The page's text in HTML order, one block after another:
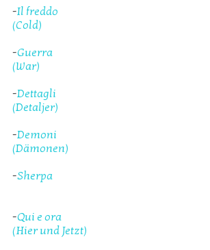
-Il freddo
(Cold)
-Guerra
(War)
-Dettagli
(Detaljer)
-Demoni
(Dämonen)
-Sherpa
-Qui e ora
(Hier und Jetzt)